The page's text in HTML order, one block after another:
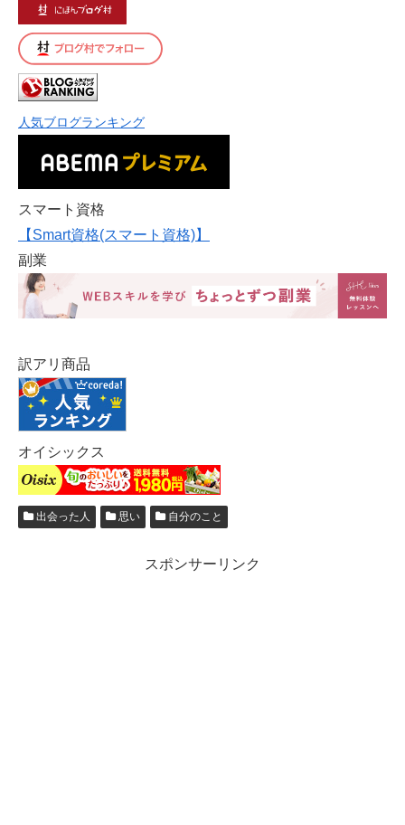
人気ブログランキング
スマート資格
【Smart資格(スマート資格)】
副業
訳アリ商品
オイシックス
出会った人 思い 自分のこと
スポンサーリンク